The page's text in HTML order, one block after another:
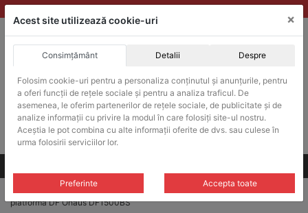
Skip
to
ACHIZITII PUBLICE
Produsele pot fi achizitionate si in sistemul SEAP / SICAP
Products
search
CAUTARE
Cere-ne oferta!
Platforme cantarire
/ Cantar industrial
platforma DF Ohaus DF1500BS
Acest site utilizează cookie-uri ×
Consimțământ Detalii Despre
Folosim cookie-uri pentru a personaliza conținutul și anunțurile, pentru
a oferi funcții de rețele sociale și pentru a analiza traficul. De
asemenea, le oferim partenerilor de rețele sociale, de publicitate și de
analize informații cu privire la modul în care folosiți site-ul nostru.
Aceștia le pot combina cu alte informații oferite de dvs. sau culese în
urma folosirii serviciilor lor.
Preferinte Accepta toate